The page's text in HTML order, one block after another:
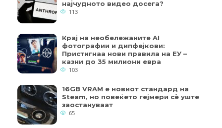
најчудното видео досега?
113
Крај на необележаните AI
фотографии и дипфејкови:
Пристигнаа нови правила на ЕУ –
казни до 35 милиони евра
103
16GB VRAM е новиот стандард на
Steam, но повеќето гејмери ​​сè уште
заостануваат
65